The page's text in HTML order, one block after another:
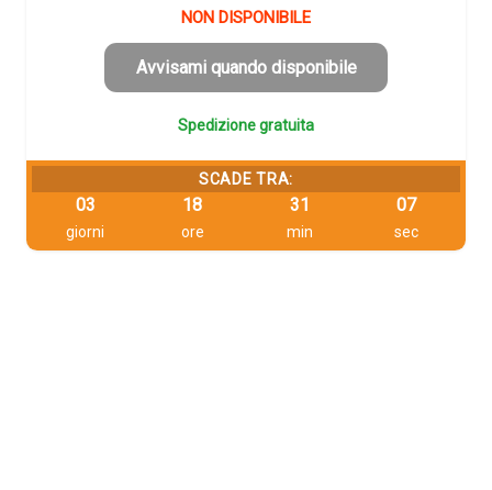
originale
era:
89,93 €.
è:
85,43 €.
NON DISPONIBILE
Avvisami quando disponibile
Spedizione gratuita
SCADE TRA:
03
giorni
18
ore
31
min
06
sec